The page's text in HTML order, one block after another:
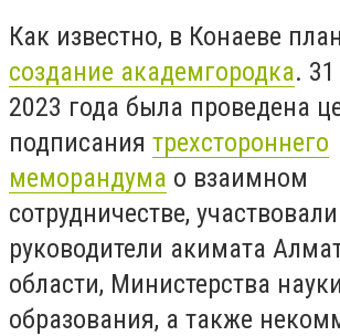
Как известно, в Конаеве
создание академгородка. 31
2023 года была проведена
подписания трехстороннего
меморандума о взаимном
сотрудничестве, участвовали
руководители акимата
области, Министерства
образования, а также